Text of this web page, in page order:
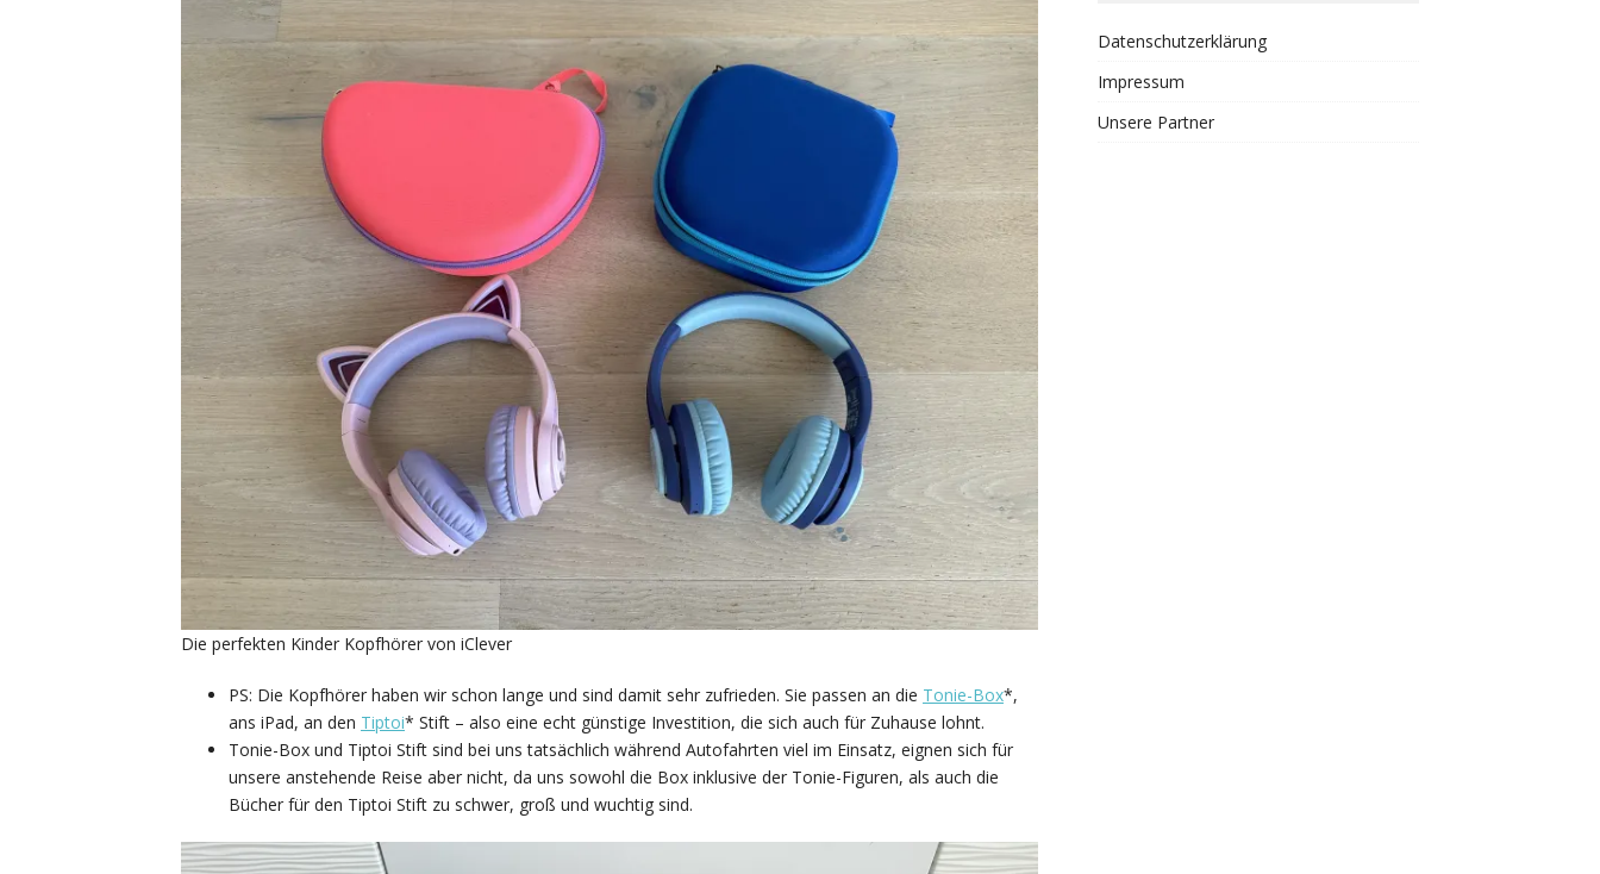
Die perfekten Kinder Kopfhörer von iClever
PS: Die Kopfhörer haben wir schon lange und sind damit sehr zufrieden. Sie passen an die Tonie-Box*,
ans iPad, an den Tiptoi* Stift – also eine echt günstige Investition, die sich auch für Zuhause lohnt.
Tonie-Box und Tiptoi Stift sind bei uns tatsächlich während Autofahrten viel im Einsatz, eignen sich für
unsere anstehende Reise aber nicht, da uns sowohl die Box inklusive der Tonie-Figuren, als auch die
Bücher für den Tiptoi Stift zu schwer, groß und wuchtig sind.
Datenschutzerklärung
Impressum
Unsere Partner